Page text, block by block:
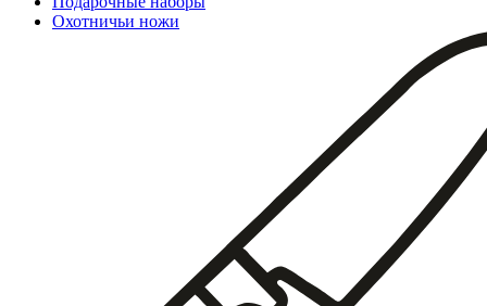
Охотничьи ножи